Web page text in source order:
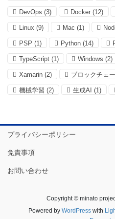
DevOps (3) Docker (12)
Linux (9) Mac (1)
PSP (1) Python (14)
TypeScript (1) Windows (2)
Xamarin (2) ブロックチェ
機械学習 (2) 生成AI (1)
プライバシーポリシー
免責事項
お問い合わせ
Copyright © minato
Powered by WordPresswith